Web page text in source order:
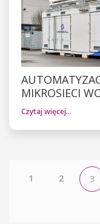
MIKROSIECI
Czytaj więcej…
1 2 3